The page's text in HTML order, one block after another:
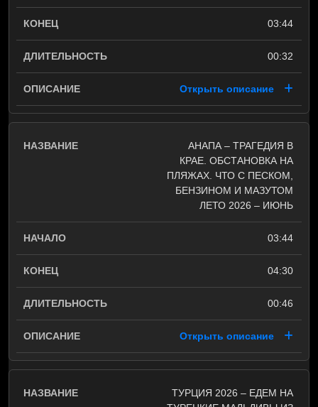
03:44
00:32
Открыть описание
АНАПА – ТРАГЕДИЯ В
КРАЕ. ОБСТАНОВКА НА
ПЛЯЖАХ. ЧТО С ПЕСКОМ,
БЕНЗИНОМ И МАЗУТОМ
ЛЕТО 2026 – ИЮНЬ
03:44
04:30
00:46
Открыть описание
ТУРЦИЯ 2026 – ЕДЕМ НА